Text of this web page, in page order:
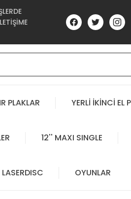
PLAKLAR YERLİ İKİNCİ EL
12'' MAXI SINGLE
LASERDISC OYUNLAR